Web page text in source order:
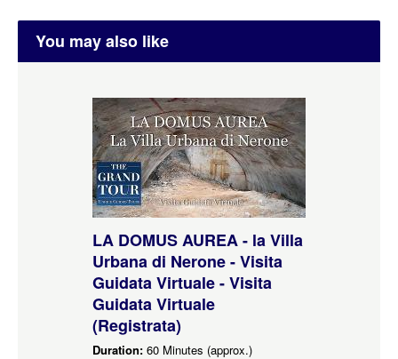
You may also like
LA DOMUS AUREA - la Villa
Urbana di Nerone - Visita
Guidata Virtuale - Visita
Guidata Virtuale
(Registrata)
Duration: 60 Minutes (approx.)